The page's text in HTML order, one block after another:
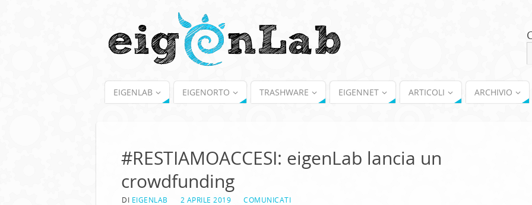
EIGENLAB EIGENORTO TRASHWARE EIGENNET ARTICOLI ARCHIVIO
#RESTIAMOACCESI: eigenLab lancia un
crowdfunding
DI EIGENLAB 2 APRILE 2019 COMUNICATI